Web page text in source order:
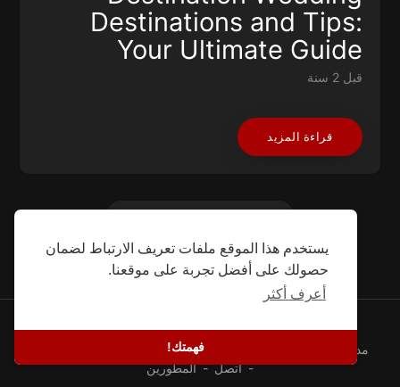
يستخدم هذا الموقع ملفات تعريف الارتباط لضمان
حصولك على أفضل تجربة على موقعنا.
أعرف أكثر
فهمتك!
Destinations and Tips:
Your Ultimate Guide
قبل 2 سنة
قراءة المزيد
تحميل المزيد
مدونة معلومات عنا -
-اتصل-المطورين